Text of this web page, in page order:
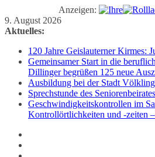
Anzeigen:
Zum
Inhalt
9. August 2026
Aktuelles:
120 Jahre Geislauterner Kirmes:
Gemeinsamer Start in die
Dillinger begrüßen 125 neue
Ausbildung bei der Stadt
Sprechstunde des
Geschwindigkeitskontrollen im
Kontrollörtlichkeiten und -zeiten